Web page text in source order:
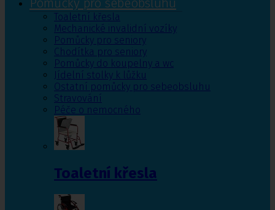
Pomůcky pro sebeobsluhu
Toaletní křesla
Mechanické invalidní vozíky
Pomůcky pro seniory
Chodítka pro seniory
Pomůcky do koupelny a wc
Jídelní stolky k lůžku
Ostatní pomůcky pro sebeobsluhu
Stravování
Péče o nemocného
Toaletní křesla